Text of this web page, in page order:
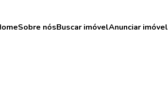
Sobre nósBuscar imóvelAnunciar imóvel